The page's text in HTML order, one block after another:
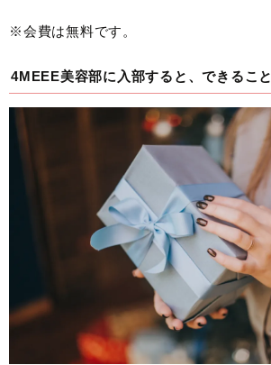
※会費は無料です。
4MEEE美容部に入部すると、できること